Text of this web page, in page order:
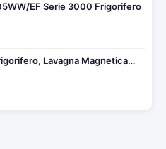
EF Serie 3000 Frigorifero
Lavagna Magnetica…